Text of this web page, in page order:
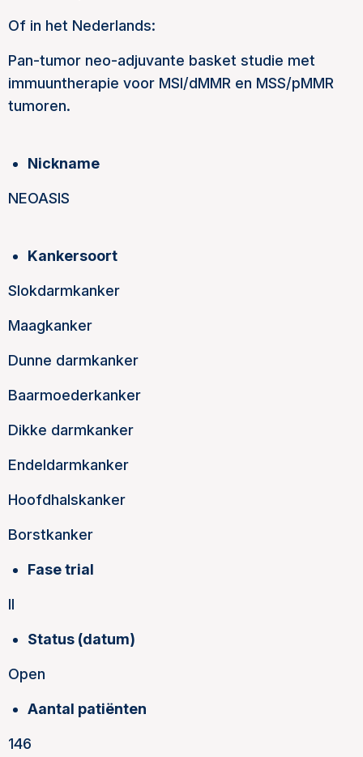
Of in het Nederlands:
Pan-tumor neo-adjuvante basket studie met
immuuntherapie voor MSI/dMMR en MSS/pMMR
tumoren.
Nickname
NEOASIS
Kankersoort
Slokdarmkanker
Maagkanker
Dunne darmkanker
Baarmoederkanker
Dikke darmkanker
Endeldarmkanker
Hoofdhalskanker
Borstkanker
Fase trial
II
Status (datum)
Open
Aantal patiënten
146